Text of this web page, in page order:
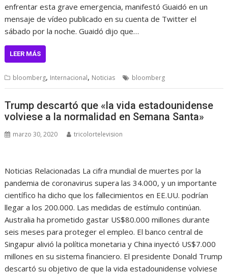
enfrentar esta grave emergencia, manifestó Guaidó en un
mensaje de vídeo publicado en su cuenta de Twitter el
sábado por la noche. Guaidó dijo que…
LEER MÁS
bloomberg, Internacional, Noticias bloomberg
Trump descartó que «la vida estadounidense
volviese a la normalidad en Semana Santa»
marzo 30, 2020 tricolortelevision
Noticias Relacionadas La cifra mundial de muertes por la
pandemia de coronavirus supera las 34.000, y un importante
científico ha dicho que los fallecimientos en EE.UU. podrían
llegar a los 200.000. Las medidas de estímulo continúan.
Australia ha prometido gastar US$80.000 millones durante
seis meses para proteger el empleo. El banco central de
Singapur alivió la política monetaria y China inyectó US$7.000
millones en su sistema financiero. El presidente Donald Trump
descartó su objetivo de que la vida estadounidense volviese